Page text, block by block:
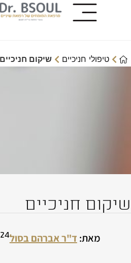
טיפולי חניכיים שיקום חניכיים
שיקום חניכיים
מאת: ד"ר אברהם בסול